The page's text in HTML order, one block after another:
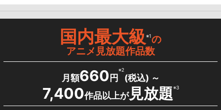
国内最大級※1の
アニメ見放題作品数
月額660 円
※2
(税込) ～
7,400作品以上が見放題※3